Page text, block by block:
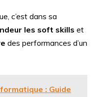
c’est dans sa
les soft skills et
des performances d’un
: Guide